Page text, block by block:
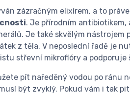
zázračným elixírem, a to
. Je přírodním
Je také skvělým nástrojem
z těla. V neposlední řadě je
střevní mikroflóry a podporuje
pít naředěný vodou po ránu
být zvyklý. Pokud vám i tak